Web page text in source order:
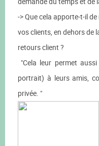
-> Que cela apporte-t-il
vos clients, en dehors de
retours client ?
"Cela leur permet
portrait) à leurs amis,
privée. "